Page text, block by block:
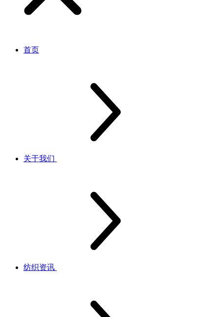
首页
关于我们
纺织资讯